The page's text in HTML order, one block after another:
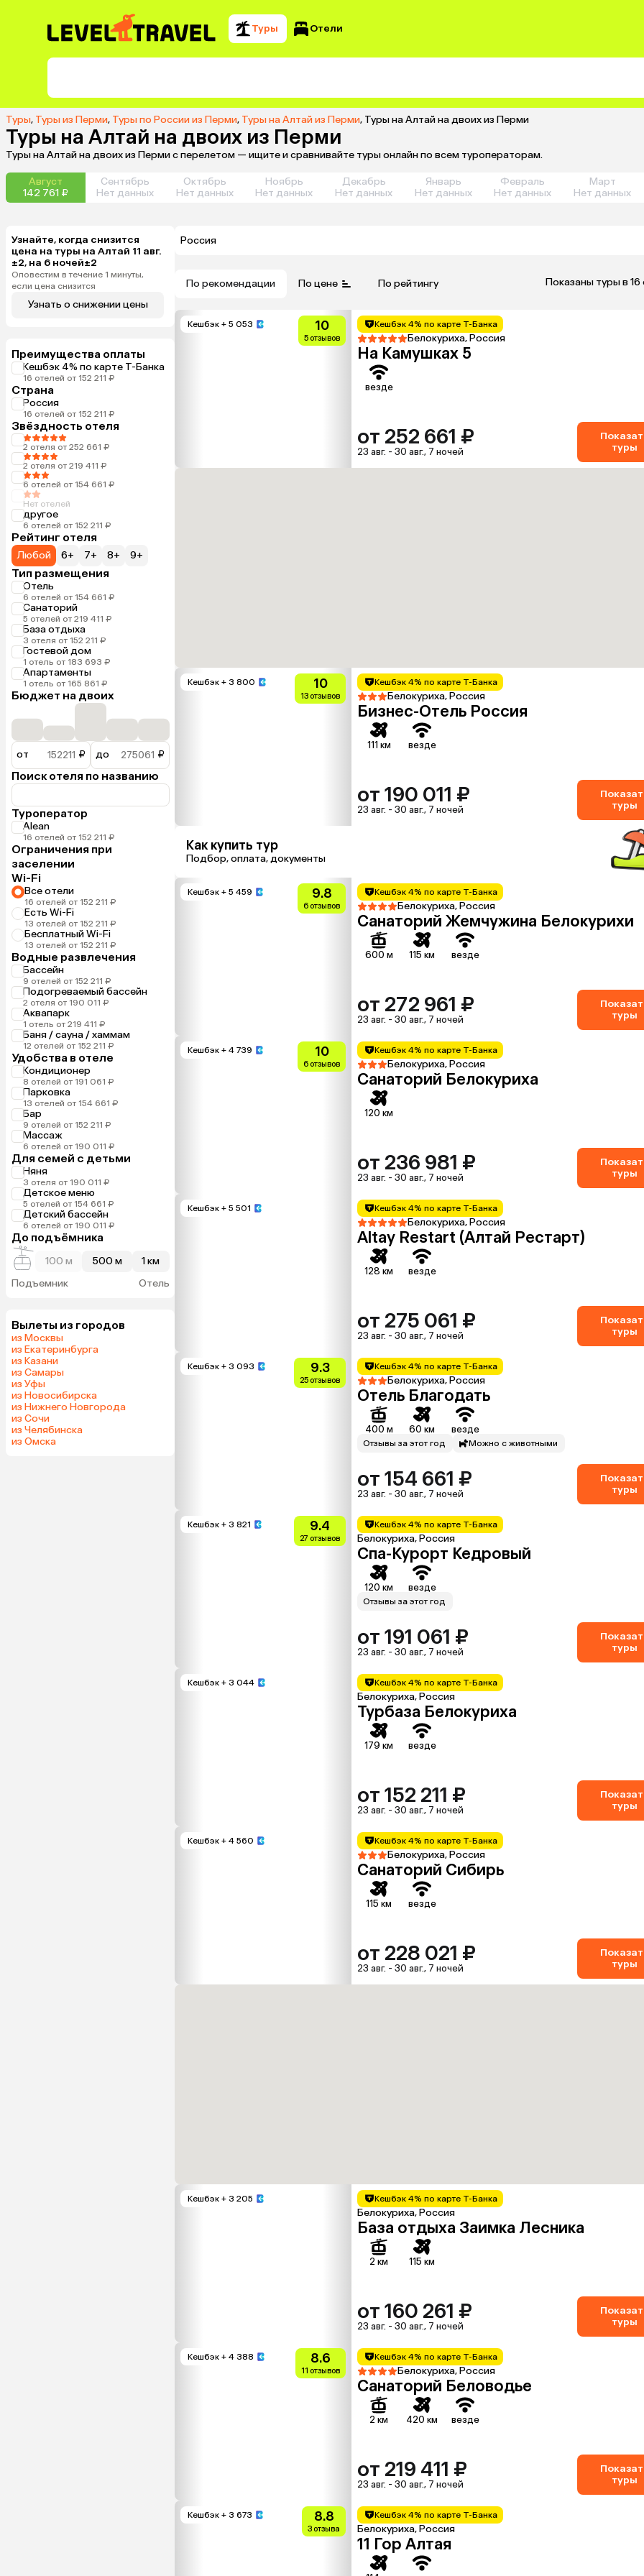
Туры Отели
Туры, Туры из Перми, Туры по России из Перми, Туры на Алтай из Перми, Туры на Алтай на двоих из Перми
Туры на Алтай на двоих из Перми
Туры на Алтай на двоих из Перми с перелетом — ищите и сравнивайте туры онлайн по всем туроператорам.
Август
142 761 ₽
Сентябрь
Нет данных
Октябрь
Нет данных
Ноябрь
Нет данных
Декабрь
Нет данных
Январь
Нет данных
Февраль
Нет данных
Март
Нет данных
Узнайте, когда снизится
цена на туры на Алтай 11 авг.
±2, на 6 ночей±2
Оповестим в течение 1 минуты,
если цена снизится
Узнать о снижении цены
Преимущества оплаты
Кешбэк 4% по карте Т-Банка
16 отелей от 152 211 ₽
Страна
Россия
16 отелей от 152 211 ₽
Звёздность отеля
2 отеля от 252 661 ₽
2 отеля от 219 411 ₽
6 отелей от 154 661 ₽
Нет отелей
другое
6 отелей от 152 211 ₽
Рейтинг отеля
Любой 6+ 7+ 8+ 9+
Тип размещения
Отель
6 отелей от 154 661 ₽
Санаторий
5 отелей от 219 411 ₽
База отдыха
3 отеля от 152 211 ₽
Гостевой дом
1 отель от 183 693 ₽
Апартаменты
1 отель от 165 861 ₽
Бюджет на двоих
от ₽ до ₽
Поиск отеля по названию
Туроператор
Alean
16 отелей от 152 211 ₽
Ограничения при
заселении
Wi-Fi
Все отели
16 отелей от 152 211 ₽
Есть Wi-Fi
13 отелей от 152 211 ₽
Бесплатный Wi-Fi
13 отелей от 152 211 ₽
Водные развлечения
Бассейн
9 отелей от 152 211 ₽
Подогреваемый бассейн
2 отеля от 190 011 ₽
Аквапарк
1 отель от 219 411 ₽
Баня / сауна / хаммам
12 отелей от 152 211 ₽
Удобства в отеле
Кондиционер
8 отелей от 191 061 ₽
Парковка
13 отелей от 154 661 ₽
Бар
9 отелей от 152 211 ₽
Массаж
6 отелей от 190 011 ₽
Для семей с детьми
Няня
3 отеля от 190 011 ₽
Детское меню
5 отелей от 154 661 ₽
Детский бассейн
6 отелей от 190 011 ₽
До подъёмника
100 м 500 м
1 км
Подъемник
Отель
Вылеты из городов
из Москвы
из Екатеринбурга
из Казани
из Самары
из Уфы
из Новосибирска
из Нижнего Новгорода
из Сочи
из Челябинска
из Омска
Россия
По рекомендации По цене По рейтингу Показаны туры в 16
Кешбэк + 5 053 10
5 отзывов
Кешбэк 4% по карте Т-Банка
Белокуриха, Россия
На Камушках 5
везде
от 252 661 ₽
23 авг. - 30 авг., 7 ночей
туры
Кешбэк + 3 800 10
13 отзывов
Кешбэк 4% по карте Т-Банка
Белокуриха, Россия
Бизнес-Отель Россия
111 км везде
от 190 011 ₽
23 авг. - 30 авг., 7 ночей
туры
Как купить тур
Подбор, оплата, документы
Кешбэк + 5 459 9.8
6 отзывов
Кешбэк 4% по карте Т-Банка
Белокуриха, Россия
Санаторий Жемчужина Белокурихи
600 м 115 км везде
от 272 961 ₽
23 авг. - 30 авг., 7 ночей
туры
Кешбэк + 4 739 10
6 отзывов
Кешбэк 4% по карте Т-Банка
Белокуриха, Россия
Санаторий Белокуриха
120 км
от 236 981 ₽
23 авг. - 30 авг., 7 ночей
туры
Кешбэк + 5 501 Кешбэк 4% по карте Т-Банка
Белокуриха, Россия
Altay Restart (Алтай Рестарт)
128 км везде
от 275 061 ₽
23 авг. - 30 авг., 7 ночей
туры
Кешбэк + 3 093 9.3
25 отзывов
Кешбэк 4% по карте Т-Банка
Белокуриха, Россия
Отель Благодать
400 м 60 км везде
Отзывы за этот год Можно с животными
от 154 661 ₽
23 авг. - 30 авг., 7 ночей
туры
Кешбэк + 3 821 9.4
27 отзывов
Кешбэк 4% по карте Т-Банка
Белокуриха, Россия
Спа-Курорт Кедровый
120 км везде
Отзывы за этот год
от 191 061 ₽
23 авг. - 30 авг., 7 ночей
туры
Кешбэк + 3 044 Кешбэк 4% по карте Т-Банка
Белокуриха, Россия
Турбаза Белокуриха
179 км везде
от 152 211 ₽
23 авг. - 30 авг., 7 ночей
туры
Кешбэк + 4 560 Кешбэк 4% по карте Т-Банка
Белокуриха, Россия
Санаторий Сибирь
115 км везде
от 228 021 ₽
23 авг. - 30 авг., 7 ночей
туры
Кешбэк + 3 205 Кешбэк 4% по карте Т-Банка
Белокуриха, Россия
База отдыха Заимка Лесника
2 км 115 км
от 160 261 ₽
23 авг. - 30 авг., 7 ночей
туры
Кешбэк + 4 388 8.6
11 отзывов
Кешбэк 4% по карте Т-Банка
Белокуриха, Россия
Санаторий Беловодье
2 км 420 км везде
от 219 411 ₽
23 авг. - 30 авг., 7 ночей
туры
Кешбэк + 3 673 8.8
3 отзыва
Кешбэк 4% по карте Т-Банка
Белокуриха, Россия
11 Гор Алтая